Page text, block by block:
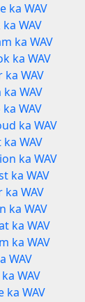
ka WAV
WAV
ka WAV
ka WAV
WAV
WAV
WAV
ka WAV
WAV
ka WAV
ka WAV
ka WAV
ka WAV
ka WAV
ka WAV
WAV
WAV
ka WAV